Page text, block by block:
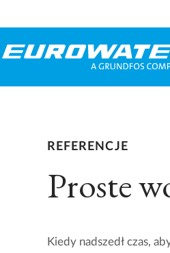
REFERENCJE
Proste
Kiedy nadszedł czas,